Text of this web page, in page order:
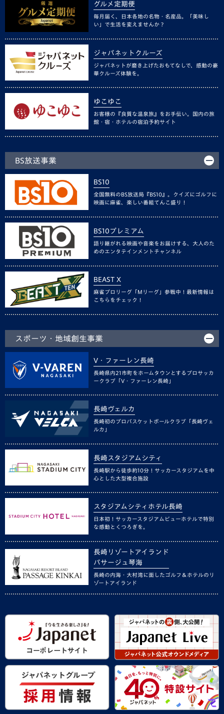
グルメ定期便
毎月届く、日本各地の名物・名産品。「美味し
い」で生活を変えませんか？
ジャパネットクルーズ
ジャパネットが磨き上げたおもてなしで、感動の豪
華クルーズ体験を。
ゆこゆこ
お客様の『良質な温泉旅』をお手伝い。国内の旅
館・宿・ホテルの宿泊予約サイト
BS放送事業
BS10
全国無料のBS放送局『BS10』。クイズにゴルフに
映画に麻雀、楽しい番組てんこ盛り！
BS10プレミアム
語り継がれる映画や音楽をお届けする、大人のた
めのエンタテインメントチャンネル
BEAST X
麻雀プロリーグ「Mリーグ」参戦中！最新情報は
こちらをチェック！
スポーツ・地域創生事業
V・ファーレン長崎
長崎県内21市町をホームタウンとするプロサッカ
ークラブ「V・ファーレン長崎」
長崎ヴェルカ
長崎初のプロバスケットボールクラブ「長崎ヴェ
ルカ」
長崎スタジアムシティ
長崎駅から徒歩約10分！サッカースタジアムを中
心とした大型複合施設
スタジアムシティホテル長崎
日本初！サッカースタジアムビューホテルで特別
な感動とくつろぎを。
長崎リゾートアイランド
パサージュ琴海
長崎の内海・大村湾に面したゴルフ＆ホテルのリ
ゾートアイランド